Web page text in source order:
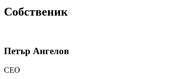
Собственик
Петър Ангелов
CEO